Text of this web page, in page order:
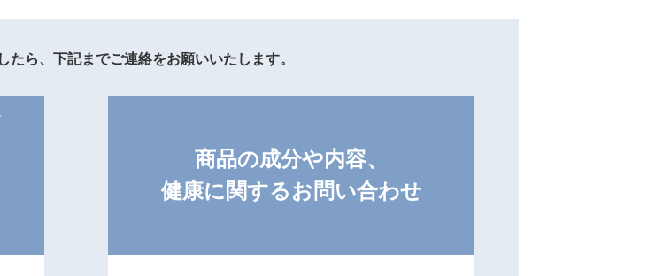
たら、下記までご連絡をお願いいたします。
商品の成分や内容、
健康に関するお問い合わせ